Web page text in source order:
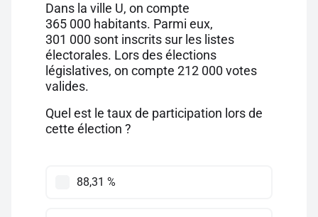
Dans la ville U, on compte
365 000 habitants. Parmi eux,
301 000 sont inscrits sur les listes
électorales. Lors des élections
législatives, on compte 212 000 votes
valides.
Quel est le taux de participation lors de
cette élection ?
88,31 %